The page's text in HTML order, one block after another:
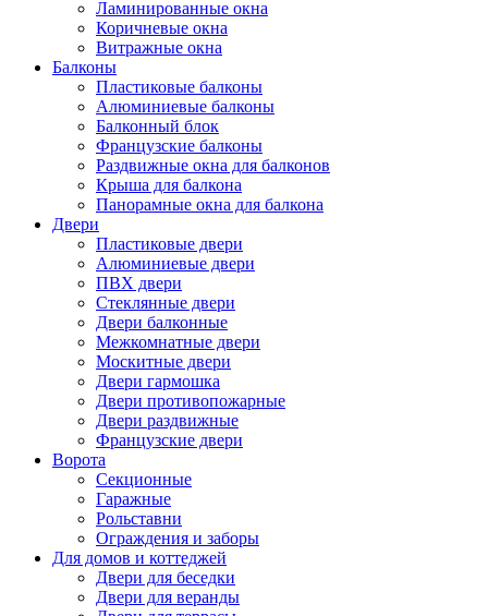
Ламинированные окна
Коричневые окна
Витражные окна
Балконы
Пластиковые балконы
Алюминиевые балконы
Балконный блок
Французские балконы
Раздвижные окна для балконов
Крыша для балкона
Панорамные окна для балкона
Двери
Пластиковые двери
Алюминиевые двери
ПВХ двери
Стеклянные двери
Двери балконные
Межкомнатные двери
Москитные двери
Двери гармошка
Двери противопожарные
Двери раздвижные
Французские двери
Ворота
Секционные
Гаражные
Рольставни
Ограждения и заборы
Для домов и коттеджей
Двери для беседки
Двери для веранды